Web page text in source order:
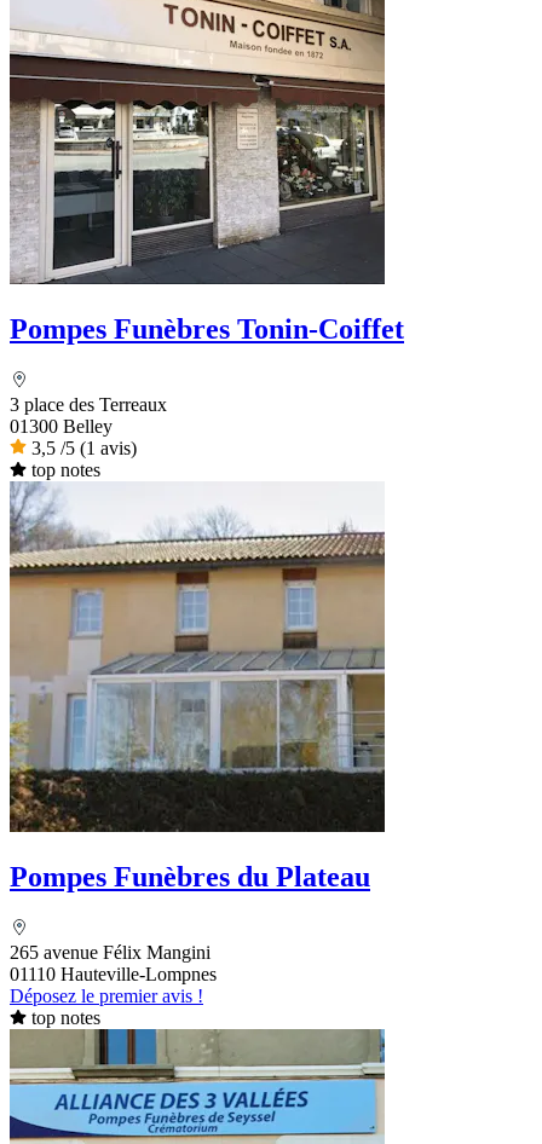
Pompes Funèbres Tonin-Coiffet
3 place des Terreaux
01300 Belley
3,5 /5 (1 avis)
top notes
Pompes Funèbres du Plateau
265 avenue Félix Mangini
01110 Hauteville-Lompnes
Déposez le premier avis !
top notes